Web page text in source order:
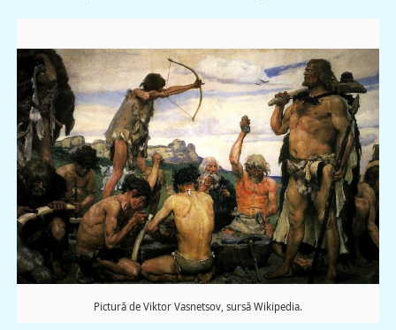
Pictură de Viktor Vasnetsov, sursă Wikipedia.